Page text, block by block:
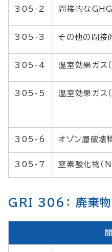
305-2 間接的なGHG
305-3 その他の間接
305-4 温室効果ガス
305-5 温室効果ガス
305-6 オゾン層破壊
305-7 窒素酸化物（
GRI 306： 廃棄